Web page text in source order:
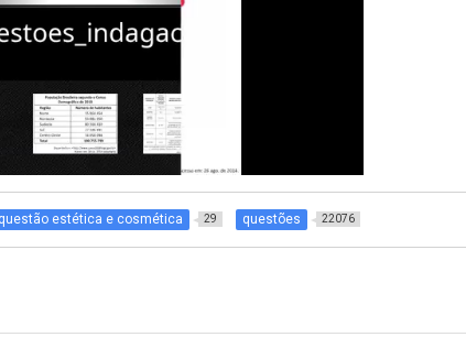
questão estética e cosmética 29 questões 22076